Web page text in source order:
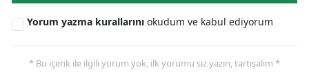
Yorum yazma kurallarını okudum ve kabul ediyorum
* Bu içerik ile ilgili yorum yok, ilk yorumu siz yazın, tartışalım *